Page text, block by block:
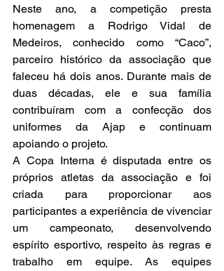
Neste ano, a competição presta
homenagem a Rodrigo Vidal de
Medeiros, conhecido como “Caco”,
parceiro histórico da associação que
faleceu há dois anos. Durante mais de
duas décadas, ele e sua família
contribuíram com a confecção dos
uniformes da Ajap e continuam
apoiando o projeto.
A Copa Interna é disputada entre os
próprios atletas da associação e foi
criada para proporcionar aos
participantes a experiência de vivenciar
um campeonato, desenvolvendo
espírito esportivo, respeito às regras e
trabalho em equipe. As equipes